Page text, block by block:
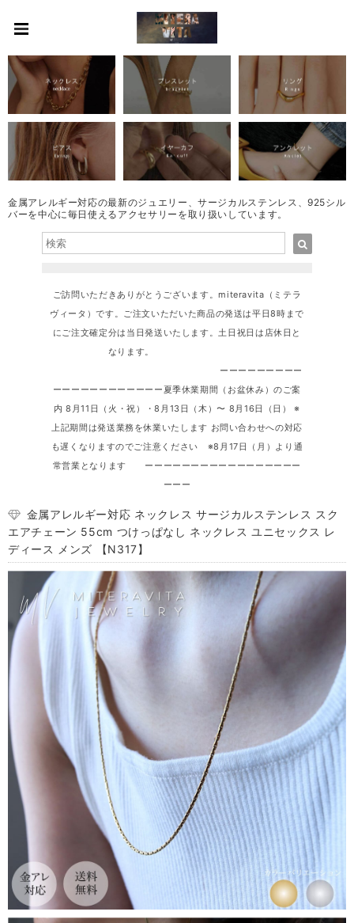
金属アレルギー対応の最新のジュエリー、サージカルステンレス、925シル
バーを中心に毎日使えるアクセサリーを取り扱いしています。
ご訪問いただきありがとうございます。miteravita（ミテラ
ヴィータ）です。ご注文いただいた商品の発送は平日8時まで
にご注文確定分は当日発送いたします。土日祝日は店休日と
なります。
ーーーーーーーーー
ーーーーーーーーーーーー夏季休業期間（お盆休み）のご案
内 8月11日（火・祝）・8月13日（木）〜 8月16日（日） ※
上記期間は発送業務を休業いたします お問い合わせへの対応
も遅くなりますのでご注意ください ※8月17日（月）より通
常営業となります ーーーーーーーーーーーーーーーーー
ーーー
金属アレルギー対応 ネックレス サージカルステンレス スク
エアチェーン 55cm つけっぱなし ネックレス ユニセックス レ
ディース メンズ 【N317】